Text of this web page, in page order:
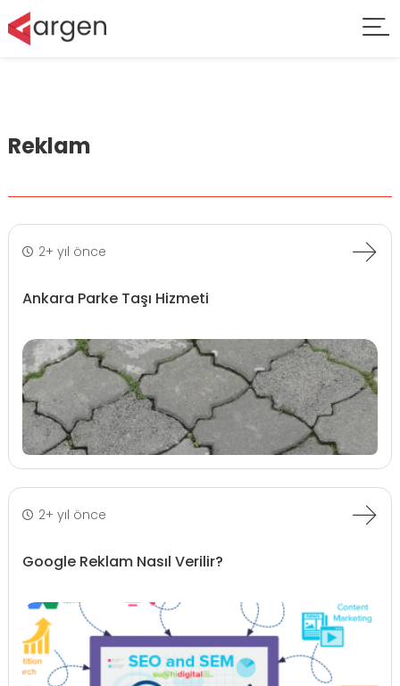
Reklam
2+ yıl önce
Ankara Parke Taşı Hizmeti
2+ yıl önce
Google Reklam Nasıl Verilir?